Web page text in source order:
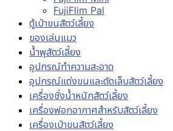
FujiFlim Pal
ตู้เป่าขนสัตว์เลี้ยง
ของเล่นแมว
น้ำพุสัตว์เลี้ยง
อุปกรณ์ทำความสะอาด
อุปกรณ์แต่งขนและตัดเล็บสัตว์เลี้ยง
เครื่องชั่งน้ำหนักสัตว์เลี้ยง
เครื่องฟอกอากาศสำหรับสัตว์เลี้ยง
เครื่องเป่าขนสัตว์เลี้ยง